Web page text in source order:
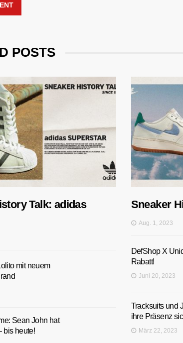
POSTS
Talk: adidas
mit neuem
Sean John hat
bis heute!
Sneaker
Aug. 1, 2023
DefShop X
Rabatt!
Juni 20, 2023
Tracksuits und
ihre Präsenz
März 22, 2023